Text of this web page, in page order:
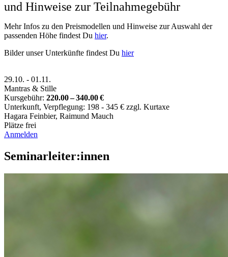
und Hinweise zur Teilnahmegebühr
Mehr Infos zu den Preismodellen und Hinweise zur Auswahl der
passenden Höhe findest Du hier.
Bilder unser Unterkünfte findest Du hier
29.10. - 01.11.
Mantras & Stille
Kursgebühr: 220.00 – 340.00 €
Unterkunft, Verpflegung: 198 - 345 € zzgl. Kurtaxe
Hagara Feinbier, Raimund Mauch
Plätze frei
Anmelden
Seminarleiter:innen